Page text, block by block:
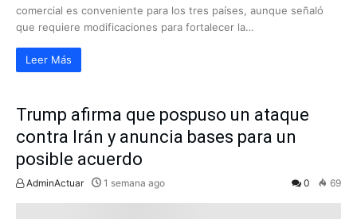
comercial es conveniente para los tres países, aunque señaló
que requiere modificaciones para fortalecer la…
Leer Más
Trump afirma que pospuso un ataque
contra Irán y anuncia bases para un
posible acuerdo
AdminActuar 1 semana ago 0 69